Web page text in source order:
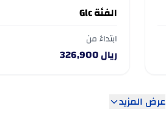
الفئة Glc
ابتداءً من
ريال326,900
عرض المزيد